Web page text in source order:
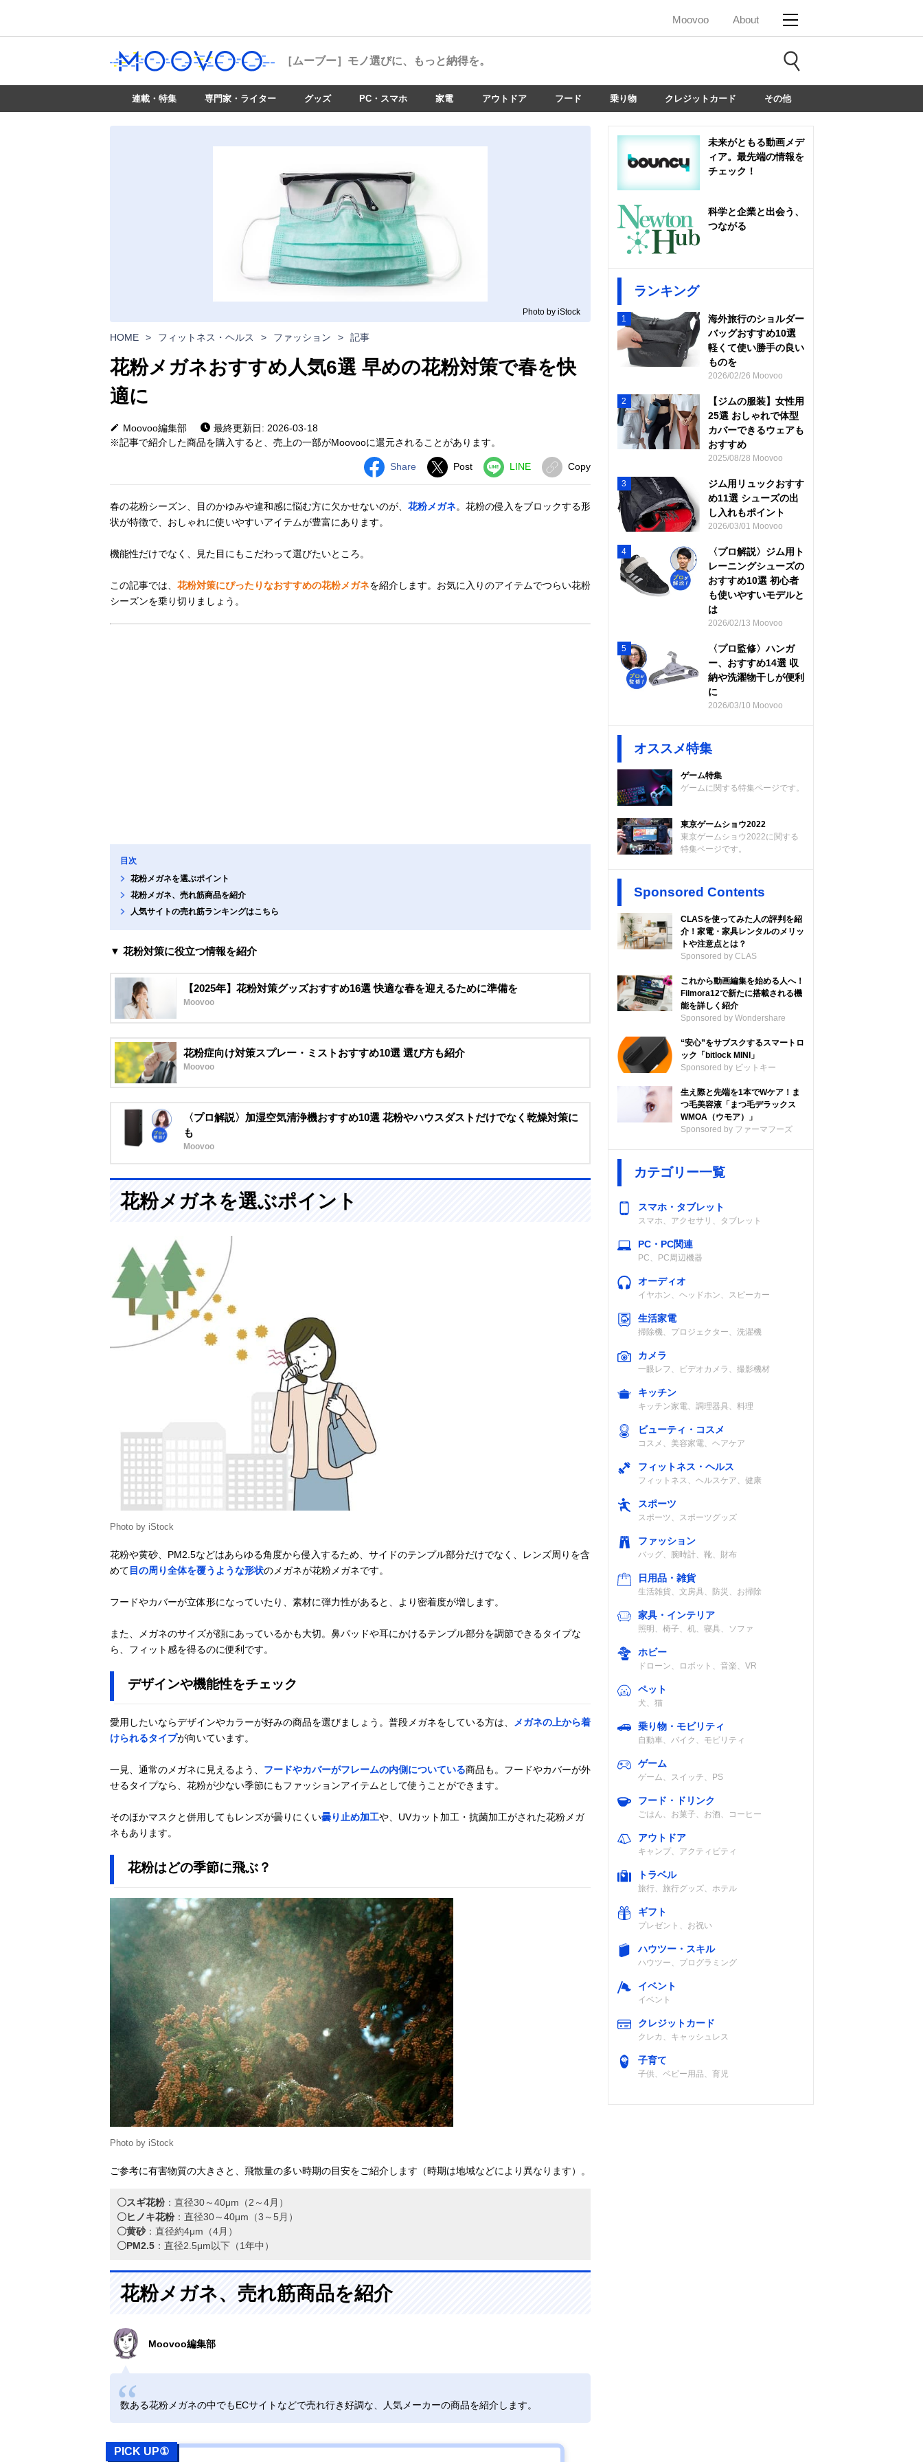
Moovoo About
［ムーブー］ モノ選びに、もっと納得を。
連載・特集 専門家・ライター グッズ PC・スマホ 家電 アウトドア フード 乗り物 クレジットカード その他
Photo by iStock
HOME > フィットネス・ヘルス > ファッション > 記事
花粉メガネおすすめ人気6選 早めの花粉対策で春を快
適に
Moovoo編集部
最終更新日: 2026-03-18
※記事で紹介した商品を購入すると、売上の一部がMoovooに還元されることがあります。
Share Post LINE Copy
春の花粉シーズン、目のかゆみや違和感に悩む方に欠かせないのが、 花粉メガネ。花粉の侵入をブロックする形
状が特徴で、おしゃれに使いやすいアイテムが豊富にあります。
機能性だけでなく、見た目にもこだわって選びたいところ。
この記事では、 花粉対策にぴったりなおすすめの花粉メガネを紹介します。お気に入りのアイテムでつらい花粉
シーズンを乗り切りましょう。
目次
花粉メガネを選ぶポイント
花粉メガネ、売れ筋商品を紹介
人気サイトの売れ筋ランキングはこちら
▼ 花粉対策に役立つ情報を紹介
【2025年】花粉対策グッズおすすめ16選 快適な春を迎えるために準備を
Moovoo
花粉症向け対策スプレー・ミストおすすめ10選 選び方も紹介
Moovoo
〈プロ解説〉加湿空気清浄機おすすめ10選 花粉やハウスダストだけでなく乾燥対策に
も
Moovoo
花粉メガネを選ぶポイント
Photo by iStock
花粉や黄砂、PM2.5などはあらゆる角度から侵入するため、サイドのテンプル部分だけでなく、レンズ周りを含
めて目の周り全体を覆うような形状のメガネが花粉メガネです。
フードやカバーが立体形になっていたり、素材に弾力性があると、より密着度が増します。
また、メガネのサイズが顔にあっているかも大切。鼻パッドや耳にかけるテンプル部分を調節できるタイプな
ら、フィット感を得るのに便利です。
デザインや機能性をチェック
愛用したいならデザインやカラーが好みの商品を選びましょう。普段メガネをしている方は、
メガネの上から着
けられるタイプが向いています。
一見、通常のメガネに見えるよう、 フードやカバーがフレームの内側についている商品も。フードやカバーが外
せるタイプなら、花粉が少ない季節にもファッションアイテムとして使うことができます。
そのほかマスクと併用してもレンズが曇りにくい曇り止め加工や、UVカット加工・抗菌加工がされた花粉メガ
ネもあります。
花粉はどの季節に飛ぶ？
Photo by iStock
ご参考に有害物質の大きさと、飛散量の多い時期の目安をご紹介します（時期は地域などにより異なります）。
〇スギ花粉：直径30～40μm（2～4月）
〇ヒノキ花粉：直径30～40μm（3～5月）
〇黄砂：直径約4μm（4月）
〇PM2.5：直径2.5μm以下（1年中）
花粉メガネ、売れ筋商品を紹介
Moovoo編集部
数ある花粉メガネの中でもECサイトなどで売れ行き好調な、人気メーカーの商品を紹介します。
PICK UP①
未来がともる動画メデ
ィア。最先端の情報を
チェック！
科学と企業と出会う、
つながる
ランキング
1
海外旅行のショルダー
バッグおすすめ10選
軽くて使い勝手の良い
ものを
2026/02/26 Moovoo
2
【ジムの服装】女性用
25選 おしゃれで体型
カバーできるウェアも
おすすめ
2025/08/28 Moovoo
3
ジム用リュックおすす
め11選 シューズの出
し入れもポイント
2026/03/01 Moovoo
4
〈プロ解説〉ジム用ト
レーニングシューズの
おすすめ10選 初心者
も使いやすいモデルと
は
2026/02/13 Moovoo
5
〈プロ監修〉ハンガ
ー、おすすめ14選 収
納や洗濯物干しが便利
に
2026/03/10 Moovoo
オススメ特集
ゲーム特集
ゲームに関する特集ページです。
東京ゲームショウ2022
東京ゲームショウ2022に関する
特集ページです。
Sponsored Contents
CLASを使ってみた人の評判を紹
介！家電・家具レンタルのメリッ
トや注意点とは？
Sponsored by CLAS
これから動画編集を始める人へ！
Filmora12で新たに搭載される機
能を詳しく紹介
Sponsored by Wondershare
“安心”をサブスクするスマートロ
ック「bitlock MINI」
Sponsored by ビットキー
生え際と先端を1本でWケア！ま
つ毛美容液「まつ毛デラックス
WMOA（ウモア）」
Sponsored by ファーマフーズ
カテゴリー一覧
スマホ・タブレット
スマホ、アクセサリ、タブレット
PC・PC関連
PC、PC周辺機器
オーディオ
イヤホン、ヘッドホン、スピーカー
生活家電
掃除機、プロジェクター、洗濯機
カメラ
一眼レフ、ビデオカメラ、撮影機材
キッチン
キッチン家電、調理器具、料理
ビューティ・コスメ
コスメ、美容家電、ヘアケア
フィットネス・ヘルス
フィットネス、ヘルスケア、健康
スポーツ
スポーツ、スポーツグッズ
ファッション
バッグ、腕時計、靴、財布
日用品・雑貨
生活雑貨、文房具、防災、お掃除
家具・インテリア
照明、椅子、机、寝具、ソファ
ホビー
ドローン、ロボット、音楽、VR
ペット
犬、猫
乗り物・モビリティ
自動車、バイク、モビリティ
ゲーム
ゲーム、スイッチ、PS
フード・ドリンク
ごはん、お菓子、お酒、コーヒー
アウトドア
キャンプ、アクティビティ
トラベル
旅行、旅行グッズ、ホテル
ギフト
プレゼント、お祝い
ハウツー・スキル
ハウツー、プログラミング
イベント
イベント
クレジットカード
クレカ、キャッシュレス
子育て
子供、ベビー用品、育児